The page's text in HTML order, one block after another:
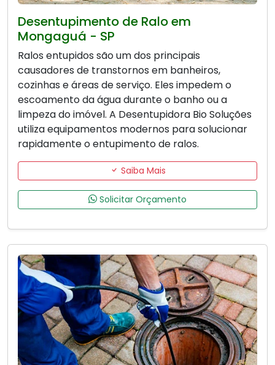
Desentupimento de Ralo em
Mongaguá - SP
Ralos entupidos são um dos principais
causadores de transtornos em banheiros,
cozinhas e áreas de serviço. Eles impedem o
escoamento da água durante o banho ou a
limpeza do imóvel. A Desentupidora Bio Soluções
utiliza equipamentos modernos para solucionar
rapidamente o entupimento de ralos.
Saiba Mais
Solicitar Orçamento